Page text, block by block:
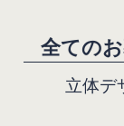
全てのお
立体デ